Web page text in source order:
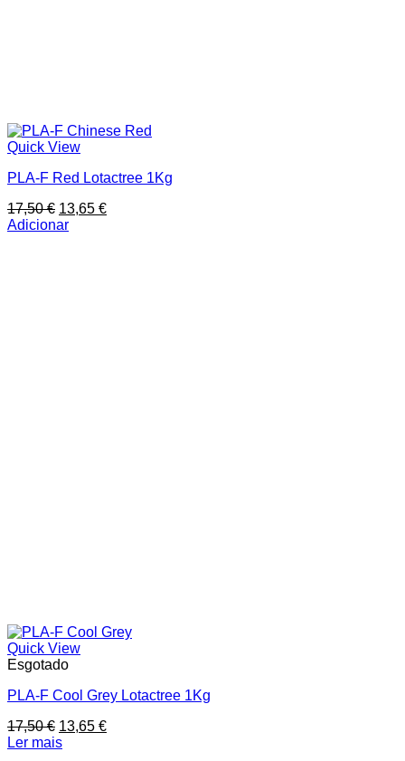
Quick View
PLA-F Red Lotactree 1Kg
17,50€ O
preço
13,65 €O
Adicionar
Quick View
Esgotado
PLA-F Cool Grey Lotactree 1Kg
17,50€ O
preço
13,65 €O
Ler mais